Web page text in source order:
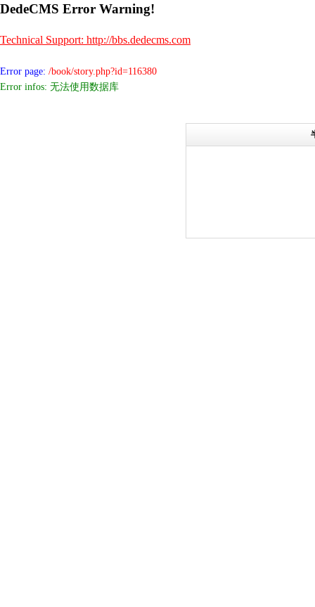
DedeCMS Error Warning!
Technical Support: http://bbs.dedecms.com
Error page: /book/story.php?id=116380
Error infos: 无法使用数据库